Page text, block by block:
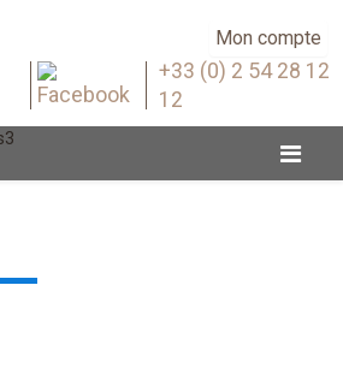
Mon compte
+33 (0) 2 54 28 12
12